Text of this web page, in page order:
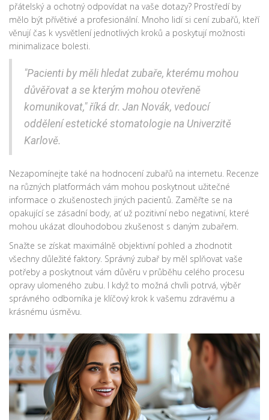
přátelský a ochotný odpovídat na vaše dotazy? Prostředí by
mělo být přívětivé a profesionální. Mnoho lidí si cení zubařů, kteří
věnují čas k vysvětlení jednotlivých kroků a poskytují možnosti
minimalizace bolesti.
"Pacienti by měli hledat zubaře, kterému mohou
důvěřovat a se kterým mohou otevřeně
komunikovat," říká dr. Jan Novák, vedoucí
oddělení estetické stomatologie na Univerzitě
Karlově.
Nezapomínejte také na hodnocení zubařů na internetu. Recenze
na různých platformách vám mohou poskytnout užitečné
informace o zkušenostech jiných pacientů. Zaměřte se na
opakující se zásadní body, ať už pozitivní nebo negativní, které
mohou ukázat dlouhodobou zkušenost s daným zubařem.
Snažte se získat maximálně objektivní pohled a zhodnotit
všechny důležité faktory. Správný zubař by měl splňovat vaše
potřeby a poskytnout vám důvěru v průběhu celého procesu
opravy ulomeného zubu. I když to možná chvíli potrvá, výběr
správného odborníka je klíčový krok k vašemu zdravému a
krásnému úsměvu.